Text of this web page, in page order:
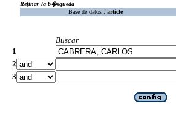
Refinar la b�squeda
Base de datos : article
Buscar
1
2
3